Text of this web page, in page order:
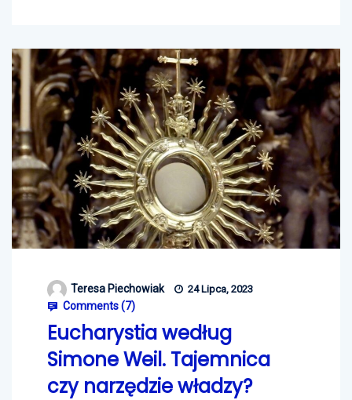
Teresa Piechowiak 24 Lipca, 2023
Comments (7)
Eucharystia według
Simone Weil. Tajemnica
czy narzędzie władzy?